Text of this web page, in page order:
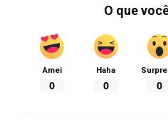
O que
Amei
0
Haha
0 0